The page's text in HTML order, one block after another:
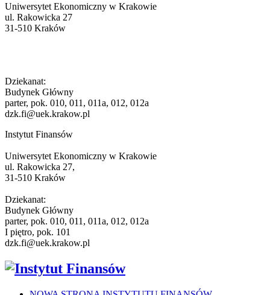
Uniwersytet Ekonomiczny w Krakowie
ul. Rakowicka 27
31-510 Kraków
Dziekanat:
Budynek Główny
parter, pok. 010, 011, 011a, 012, 012a
dzk.fi@uek.krakow.pl
Instytut Finansów
Uniwersytet Ekonomiczny w Krakowie
ul. Rakowicka 27,
31-510 Kraków
Dziekanat:
Budynek Główny
parter, pok. 010, 011, 011a, 012, 012a
I piętro, pok. 101
dzk.fi@uek.krakow.pl